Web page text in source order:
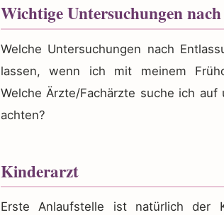
Wichtige Untersuchungen
Welche Untersuchungen nach
lassen, wenn ich mit meinem
Welche Ärzte/Fachärzte suche ich
achten?
Kinderarzt
Erste Anlaufstelle ist natürlich der